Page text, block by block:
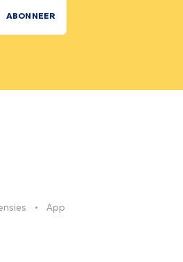
ABONNEER
App